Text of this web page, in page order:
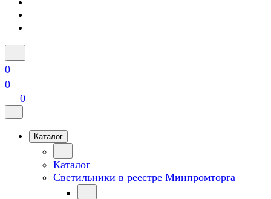
0
0
0
Каталог
Каталог
Светильники в реестре Минпромторга